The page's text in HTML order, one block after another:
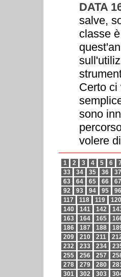
DATA
salve,
classe
Certo ci
sono
volere
1 2 3 4 5 6 7
33
34 35 36 37
63
64 65 66 67
92
93 94 95 96
117
118 119 120
140
141 142
163
164 165
186
187 188
209
210 211
232
233 234
255
256 257
278
279 280
301
302 303